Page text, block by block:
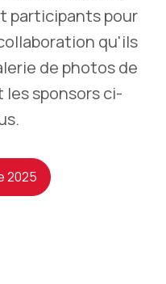
participants pour
qu'ils
de photos de
sponsors ci-
2025